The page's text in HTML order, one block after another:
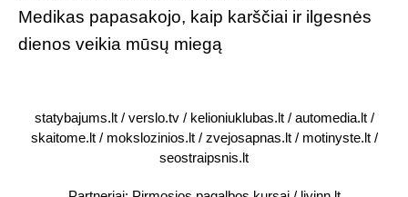
Medikas papasakojo, kaip karščiai ir ilgesnės
dienos veikia mūsų miegą
statybajums.lt/ verslo.tv/ kelioniuklubas.lt/ automedia.lt/
skaitome.lt/ mokslozinios.lt/ zvejosapnas.lt/ motinyste.lt/
seostraipsnis.lt